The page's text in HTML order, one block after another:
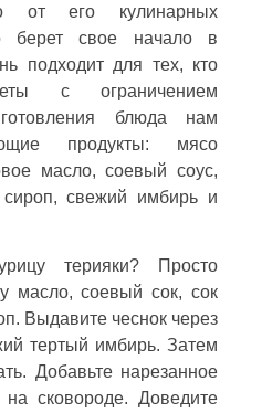
от его кулинарных
берет свое начало в
подходит для тех, кто
с ограничением
блюда нам
продукты: мясо
масло, соевый соус,
свежий имбирь и
терияки? Просто
масло, соевый сок, сок
Выдавите чеснок через
тертый имбирь. Затем
Добавьте нарезанное
сковороде. Доведите